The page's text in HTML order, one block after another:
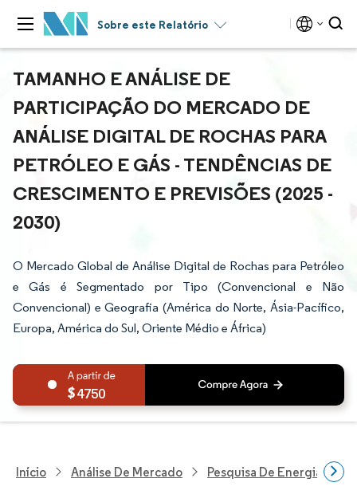
Sobre este Relatório
TAMANHO E ANÁLISE DE
PARTICIPAÇÃO DO MERCADO DE
ANÁLISE DIGITAL DE ROCHAS PARA
PETRÓLEO E GÁS - TENDÊNCIAS DE
CRESCIMENTO E PREVISÕES (2025 -
2030)
O Mercado Global de Análise Digital de Rochas para Petróleo
e Gás é Segmentado por Tipo (Convencional e Não
Convencional) e Geografia (América do Norte, Ásia-Pacífico,
Europa, América do Sul, Oriente Médio e África)
4750
Início Análise De Mercado Pesquisa De Energia E